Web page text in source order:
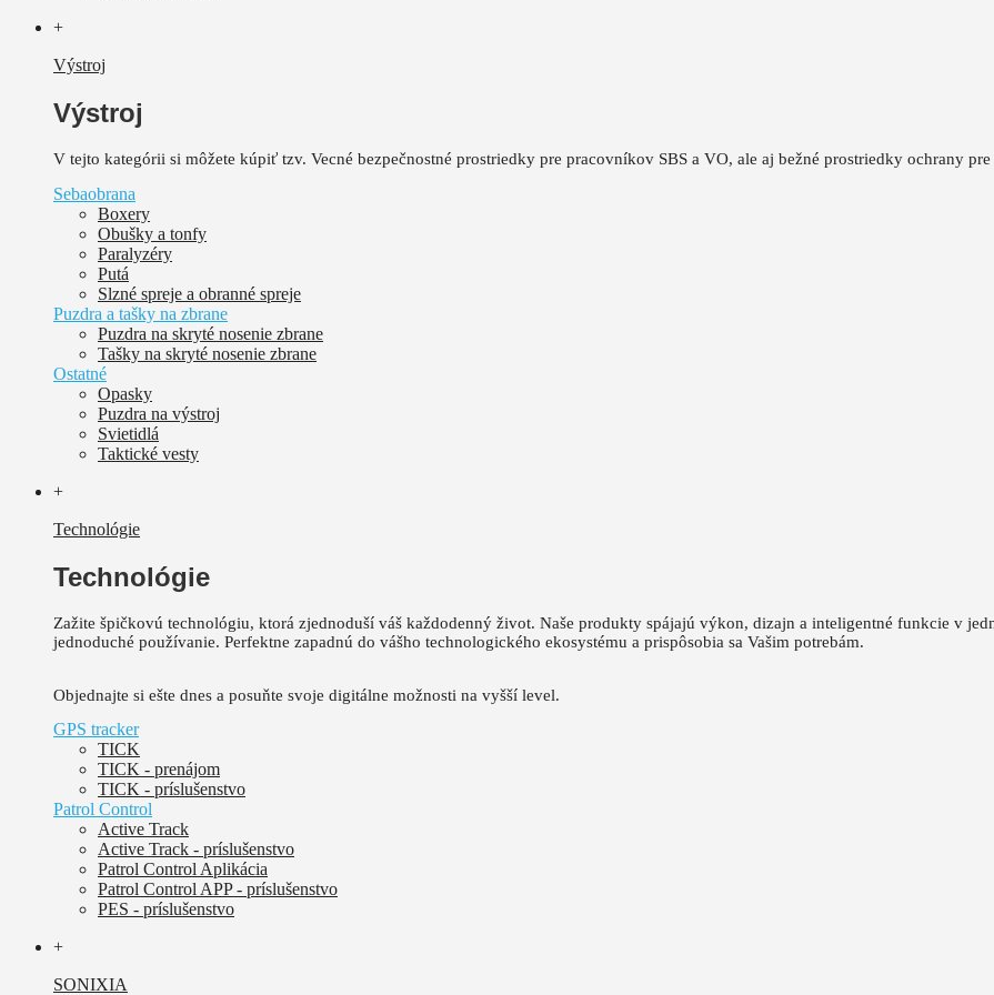
+
Výstroj
Výstroj
V tejto kategórii si môžete kúpiť tzv. Vecné bezpečnostné prostriedky pre pracovníkov SBS a VO, ale aj bežné prostriedky ochrany
Sebaobrana
Boxery
Obušky a tonfy
Paralyzéry
Putá
Slzné spreje a obranné spreje
Puzdra a tašky na zbrane
Puzdra na skryté nosenie zbrane
Tašky na skryté nosenie zbrane
Ostatné
Opasky
Puzdra na výstroj
Svietidlá
Taktické vesty
+
Technológie
Technológie
Zažite špičkovú technológiu, ktorá zjednoduší váš každodenný život. Naše produkty spájajú výkon, dizajn a inteligentné funkcie v
jednoduché používanie. Perfektne zapadnú do vášho technologického ekosystému a prispôsobia sa Vašim potrebám.
Objednajte si ešte dnes a posuňte svoje digitálne možnosti na vyšší level.
GPS tracker
TICK
TICK - prenájom
TICK - príslušenstvo
Patrol Control
Active Track
Active Track - príslušenstvo
Patrol Control Aplikácia
Patrol Control APP - príslušenstvo
PES - príslušenstvo
+
SONIXIA